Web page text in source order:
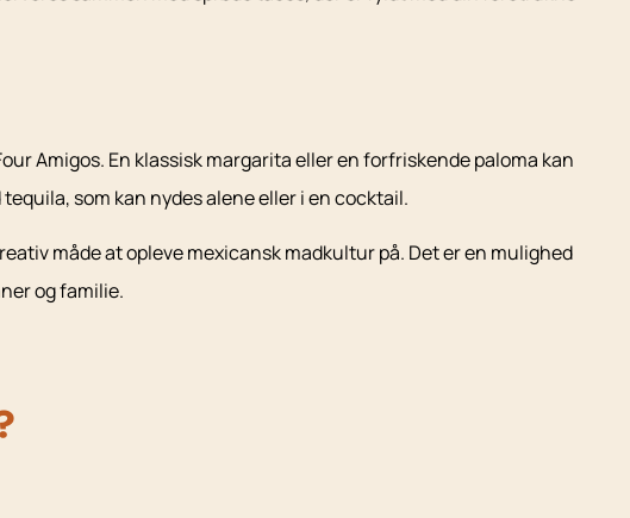
Amigos. En klassisk margarita eller en forfriskende paloma kan
som kan nydes alene eller i en cocktail.
måde at opleve mexicansk madkultur på. Det er en mulighed
og familie.